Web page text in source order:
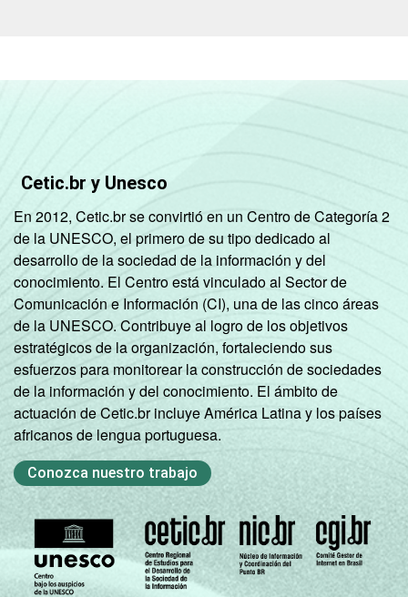
Mais de 2
SM até 3 SM
Mais de 3
SM até 5 SM
81
Mais de 5
SM até 10
SM
79
Mais de 10
SM
84 45
Classe
social
A 56
B 80 46
C 79 41
Cetic.br y Unesco
En 2012, Cetic.br se convirtió en un Centro de Categoría 2
de la UNESCO, el primero de su tipo dedicado al
desarrollo de la sociedad de la información y del
conocimiento. El Centro está vinculado al Sector de
Comunicación e Información (CI), una de las cinco áreas
de la UNESCO. Contribuye al logro de los objetivos
estratégicos de la organización, fortaleciendo sus
esfuerzos para monitorear la construcción de sociedades
de la información y del conocimiento. El ámbito de
actuación de Cetic.br incluye América Latina y los países
africanos de lengua portuguesa.
Conozca nuestro trabajo